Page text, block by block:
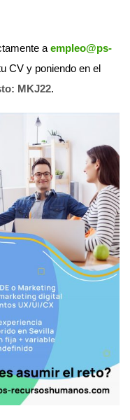
a empleo@ps-
CV y poniendo en el
MKJ22.